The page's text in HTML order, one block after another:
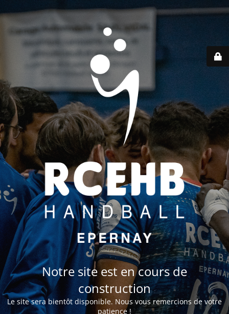
Notre site est en cours de
construction
Le site sera bientôt disponible. Nous vous remercions de votre
patience !